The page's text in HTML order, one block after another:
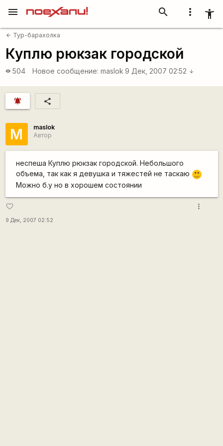
more_vert accessibility_new
search
menu
arrow_back Тур-барахолка
Куплю рюкзак городской
visibility 504 Новое сообщение: maslok 9 Дек, 2007 02:52 arrow_downward
notifications_active share
M
maslok
Автор
неспеша Куплю рюкзак городской. Небольшого
объема, так как я девушка и тяжестей не таскаю
:)
Можно б.у но в хорошем состоянии
favorite_border
9 Дек, 2007 02:52
more_vert